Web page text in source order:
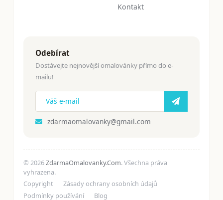
Kontakt
Odebírat
Dostávejte nejnovější omalovánky přímo do e-
mailu!
zdarmaomalovanky@gmail.com
© 2026ZdarmaOmalovanky.Com. Všechna práva
vyhrazena.
Copyright
Zásady ochrany osobních údajů
Podmínky používání
Blog